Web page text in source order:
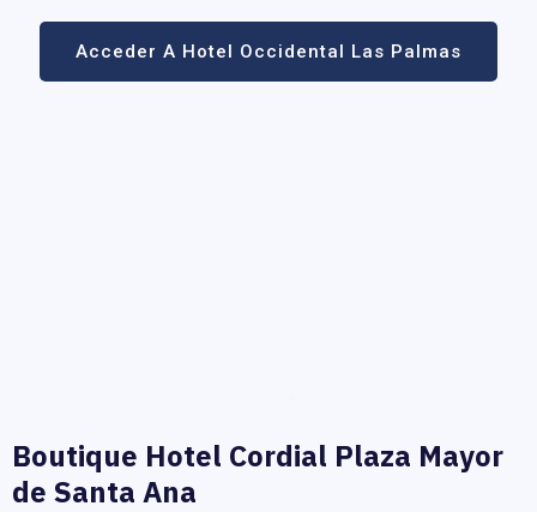
Acceder A Hotel Occidental Las Palmas
Boutique Hotel Cordial Plaza Mayor
de Santa Ana